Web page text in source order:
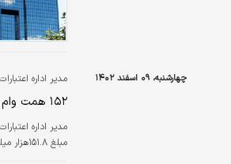
چهارشنبه، ۰۹ اسفند ۱۴۰۲ مدیر اداره
۱۵۲ همت وام قرض‌الحسنه ازدواج پرداخت شد
مبلغ ۱۵۱.۸هزار میلیارد تومان توسط شبکه بانکی پرداخت شده که نسبت به مدت مشابه آن در سال گذشته ۲۸درصد رشد داشته است.